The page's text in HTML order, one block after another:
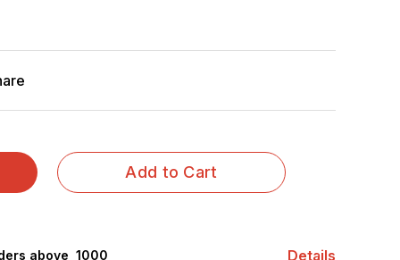
Add to Cart
above ₹ 1000 Details